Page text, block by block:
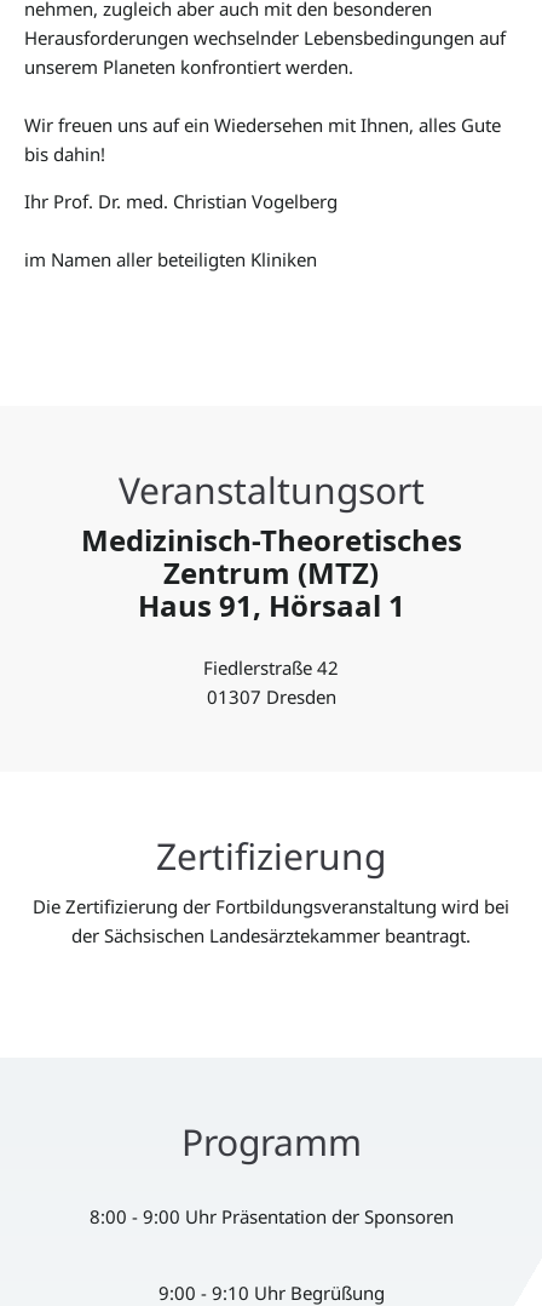
nehmen, zugleich aber auch mit den besonderen
Herausforderungen wechselnder Lebensbedingungen auf
unserem Planeten konfrontiert werden.
Wir freuen uns auf ein Wiedersehen mit Ihnen, alles Gute
bis dahin!
Ihr Prof. Dr. med. Christian Vogelberg
im Namen aller beteiligten Kliniken
Veranstaltungsort
Medizinisch-Theoretisches
Zentrum (MTZ)
Haus 91, Hörsaal 1
Fiedlerstraße 42
01307 Dresden
Zertifizierung
Die Zertifizierung der Fortbildungsveranstaltung wird bei
der Sächsischen Landesärztekammer beantragt.
Programm
8:00 - 9:00 Uhr Präsentation der Sponsoren
9:00 - 9:10 Uhr Begrüßung